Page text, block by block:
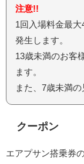
注意!!
1回入場料金最
発生します。
13歳未満のお客
ます。
また、7歳未満の
クーポン
エアプサン搭乗券